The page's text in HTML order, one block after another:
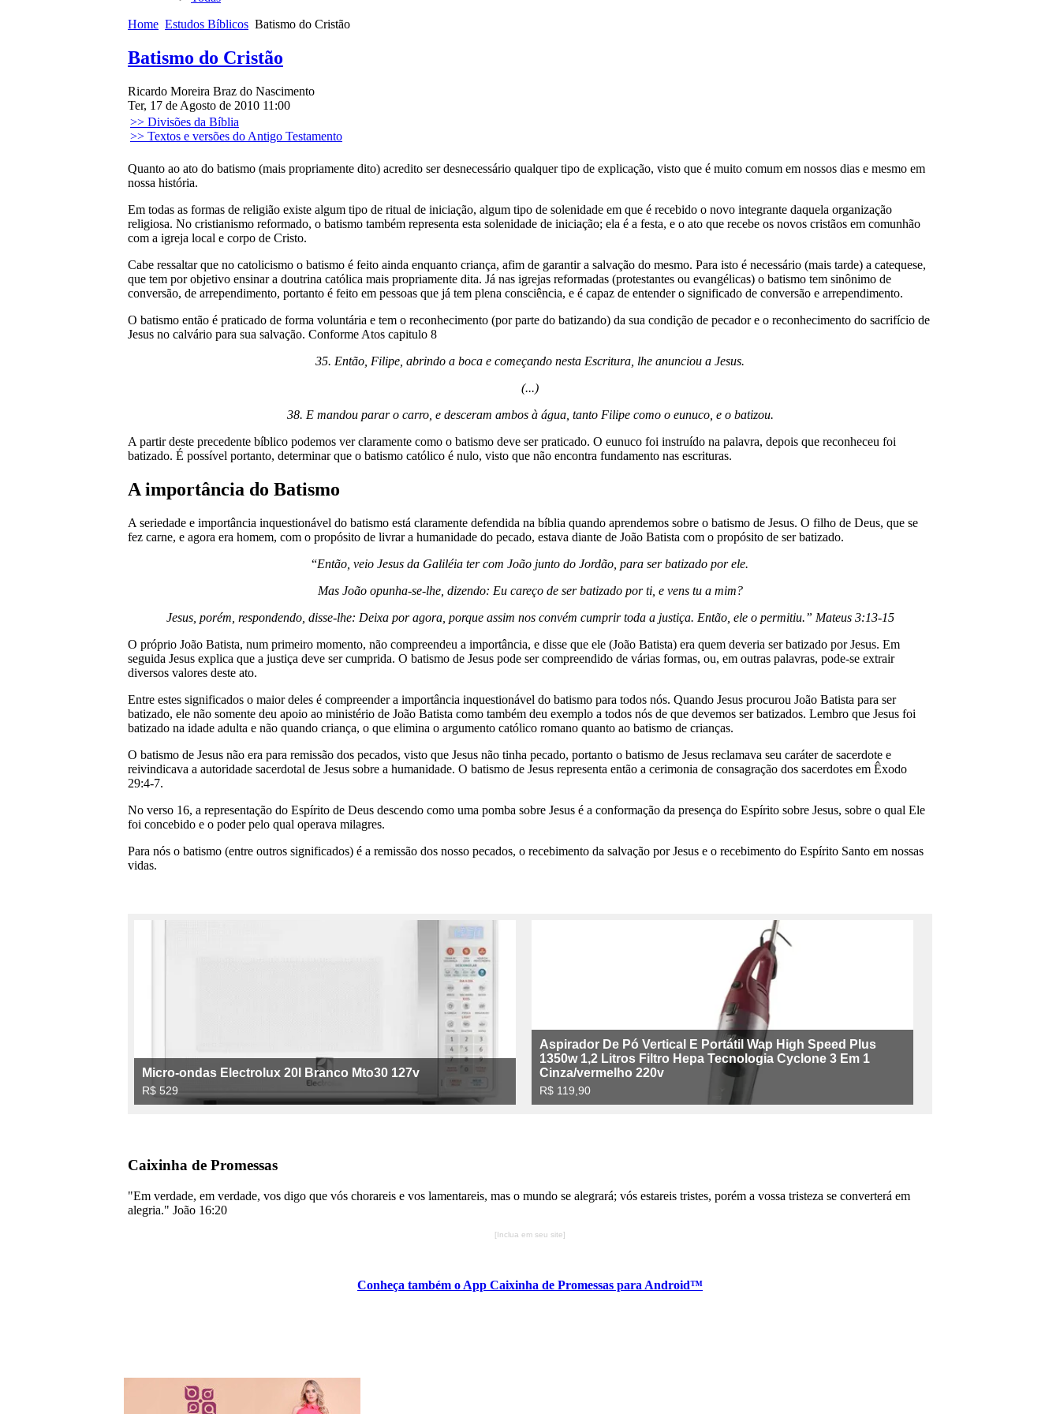
Home Estudos Bíblicos Batismo do Cristão
Batismo do Cristão
Ricardo Moreira Braz do Nascimento
Ter, 17 de Agosto de 2010 11:00
>> Divisões da Bíblia
>> Textos e versões do Antigo Testamento
Quanto ao ato do batismo (mais propriamente dito) acredito ser desnecessário qualquer tipo de explicação, visto que é muito comum em nossos dias e mesmo em
nossa história.
Em todas as formas de religião existe algum tipo de ritual de iniciação, algum tipo de solenidade em que é recebido o novo integrante daquela organização
religiosa. No cristianismo reformado, o batismo também representa esta solenidade de iniciação; ela é a festa, e o ato que recebe os novos cristãos em comunhão
com a igreja local e corpo de Cristo.
Cabe ressaltar que no catolicismo o batismo é feito ainda enquanto criança, afim de garantir a salvação do mesmo. Para isto é necessário (mais tarde) a catequese,
que tem por objetivo ensinar a doutrina católica mais propriamente dita. Já nas igrejas reformadas (protestantes ou evangélicas) o batismo tem sinônimo de
conversão, de arrependimento, portanto é feito em pessoas que já tem plena consciência, e é capaz de entender o significado de conversão e arrependimento.
O batismo então é praticado de forma voluntária e tem o reconhecimento (por parte do batizando) da sua condição de pecador e o reconhecimento do sacrifício de
Jesus no calvário para sua salvação. Conforme Atos capitulo 8
35. Então, Filipe, abrindo a boca e começando nesta Escritura, lhe anunciou a Jesus.
(...)
38. E mandou parar o carro, e desceram ambos à água, tanto Filipe como o eunuco, e o batizou.
A partir deste precedente bíblico podemos ver claramente como o batismo deve ser praticado. O eunuco foi instruído na palavra, depois que reconheceu foi
batizado. É possível portanto, determinar que o batismo católico é nulo, visto que não encontra fundamento nas escrituras.
A importância do Batismo
A seriedade e importância inquestionável do batismo está claramente defendida na bíblia quando aprendemos sobre o batismo de Jesus. O filho de Deus, que se
fez carne, e agora era homem, com o propósito de livrar a humanidade do pecado, estava diante de João Batista com o propósito de ser batizado.
“Então, veio Jesus da Galiléia ter com João junto do Jordão, para ser batizado por ele.
Mas João opunha-se-lhe, dizendo: Eu careço de ser batizado por ti, e vens tu a mim?
Jesus, porém, respondendo, disse-lhe: Deixa por agora, porque assim nos convém cumprir toda a justiça. Então, ele o permitiu.” Mateus 3:13-15
O próprio João Batista, num primeiro momento, não compreendeu a importância, e disse que ele (João Batista) era quem deveria ser batizado por Jesus. Em
seguida Jesus explica que a justiça deve ser cumprida. O batismo de Jesus pode ser compreendido de várias formas, ou, em outras palavras, pode-se extrair
diversos valores deste ato.
Entre estes significados o maior deles é compreender a importância inquestionável do batismo para todos nós. Quando Jesus procurou João Batista para ser
batizado, ele não somente deu apoio ao ministério de João Batista como também deu exemplo a todos nós de que devemos ser batizados. Lembro que Jesus foi
batizado na idade adulta e não quando criança, o que elimina o argumento católico romano quanto ao batismo de crianças.
O batismo de Jesus não era para remissão dos pecados, visto que Jesus não tinha pecado, portanto o batismo de Jesus reclamava seu caráter de sacerdote e
reivindicava a autoridade sacerdotal de Jesus sobre a humanidade. O batismo de Jesus representa então a cerimonia de consagração dos sacerdotes em Êxodo
29:4-7.
No verso 16, a representação do Espírito de Deus descendo como uma pomba sobre Jesus é a conformação da presença do Espírito sobre Jesus, sobre o qual Ele
foi concebido e o poder pelo qual operava milagres.
Para nós o batismo (entre outros significados) é a remissão dos nosso pecados, o recebimento da salvação por Jesus e o recebimento do Espírito Santo em nossas
vidas.
Caixinha de Promessas
"Em verdade, em verdade, vos digo que vós chorareis e vos lamentareis, mas o mundo se alegrará; vós estareis tristes, porém a vossa tristeza se converterá em
alegria." João 16:20
[Inclua em seu site]
Conheça também o App Caixinha de Promessas para Android™